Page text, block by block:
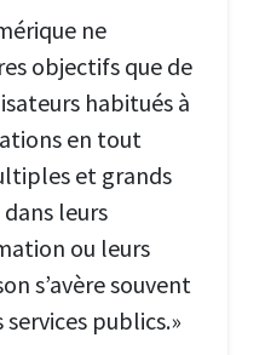
ne
objectifs que de
habitués à
en tout
et grands
leurs
ou leurs
s’avère souvent
publics.»